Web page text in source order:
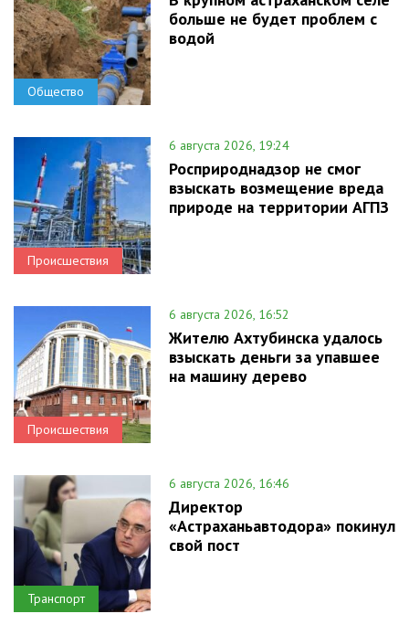
Общество
больше не будет проблем с
водой
Происшествия
6 августа 2026, 19:24
Росприроднадзор не смог
взыскать возмещение вреда
природе на территории АГПЗ
Происшествия
6 августа 2026, 16:52
Жителю Ахтубинска удалось
взыскать деньги за упавшее
на машину дерево
Транспорт
6 августа 2026, 16:46
Директор
«Астраханьавтодора» покинул
свой пост